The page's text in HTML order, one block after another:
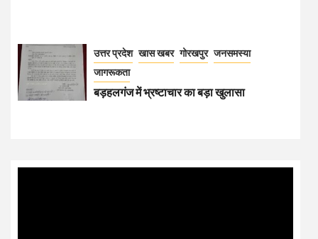
उत्तर प्रदेश खास खबर गोरखपुर जनसमस्या
जागरूकता
बड़हलगंज में भ्रष्टाचार का बड़ा खुलासा